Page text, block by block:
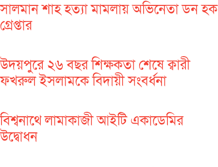
সালমান শাহ হত্যা মামলায় অভিনেতা ডন হক
গ্রেপ্তার
উদয়পুরে ২৬ বছর শিক্ষকতা শেষে ক্বারী
ফখরুল ইসলামকে বিদায়ী সংবর্ধনা
বিশ্বনাথে লামাকাজী আইটি একাডেমির
উদ্বোধন